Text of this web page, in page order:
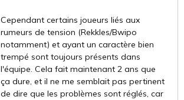
Cependant certains joueurs liés aux
rumeurs de tension (Rekkles/Bwipo
notamment) et ayant un caractère bien
trempé sont toujours présents dans
l'équipe. Cela fait maintenant 2 ans que
ça dure, et il ne me semblait pas pertinent
de dire que les problèmes sont réglés, car